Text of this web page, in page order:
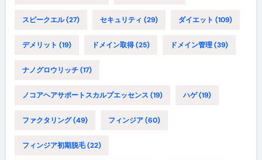
スピークエル(27) セキュリティ (29) ダイエット (109)
デメリット (19) ドメイン取得(25) ドメイン管理(39)
ナノグロウリッチ(17)
ノコアヘアサポートスカルプエッセンス (19) ハゲ(19)
ファクタリング(49) フィンジア(60)
フィンジア初期脱毛(22)